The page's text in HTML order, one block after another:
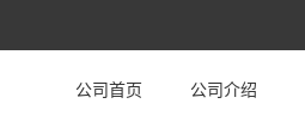
公司首页 公司介绍